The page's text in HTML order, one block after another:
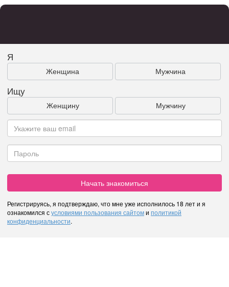
Я
Женщина Мужчина
Ищу
Женщину Мужчину
Начать знакомиться
Регистрируясь, я подтверждаю, что мне уже исполнилось 18 лет и я
ознакомился сусловиями пользования сайтоми политикой
конфиденциальности.